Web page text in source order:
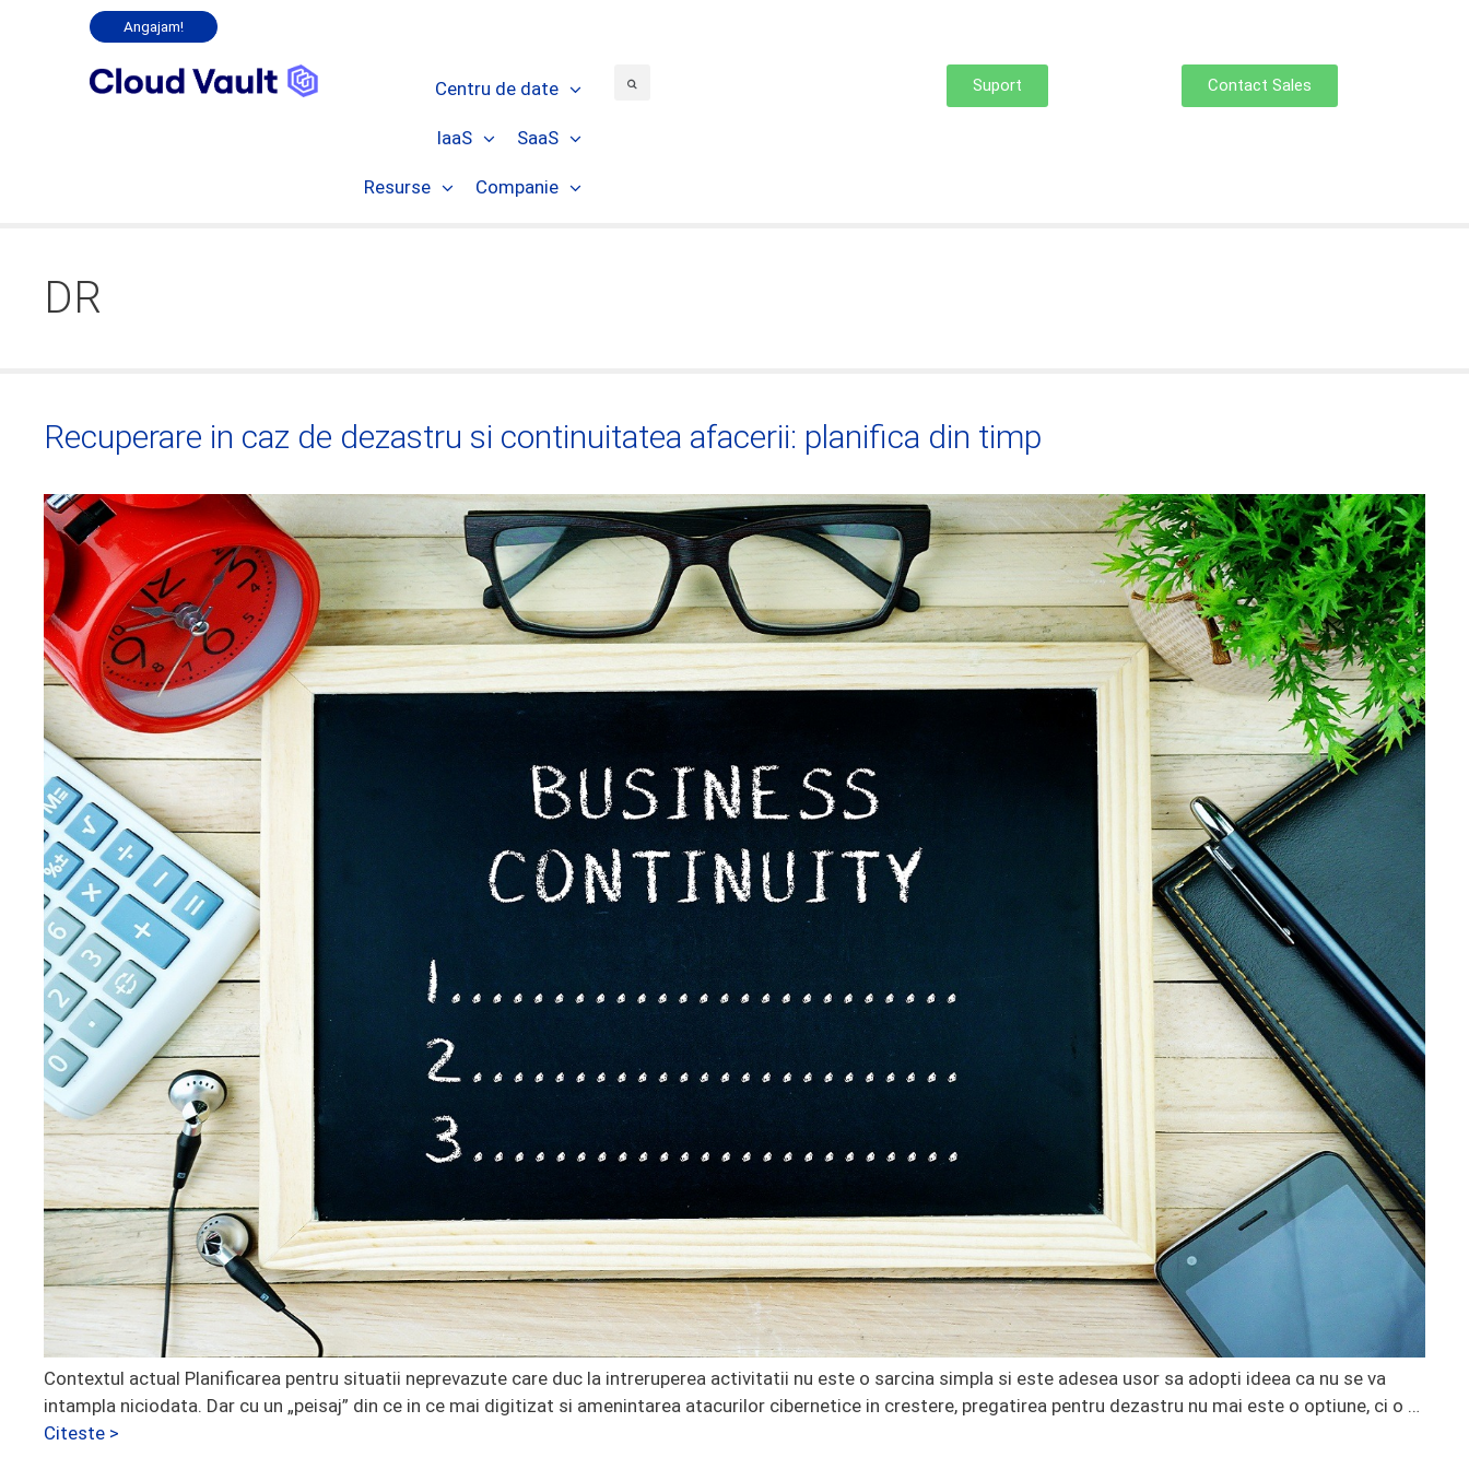
Angajam!
Centru de date
IaaS SaaS
Resurse Companie
Suport Contact Sales
DR
Recuperare in caz de dezastru si continuitatea afacerii: planifica din timp
Contextul actual Planificarea pentru situatii neprevazute care duc la intreruperea activitatii nu este o sarcina simpla si este adesea usor sa adopti ideea ca nu se va
intampla niciodata. Dar cu un „peisaj” din ce in ce mai digitizat si amenintarea atacurilor cibernetice in crestere, pregatirea pentru dezastru nu mai este o optiune, ci o …
Citeste >